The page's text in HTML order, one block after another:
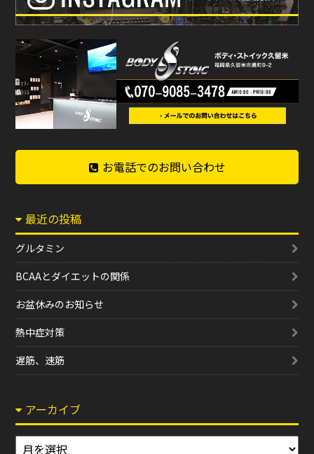
お電話でのお問い合わせ
最近の投稿
グルタミン
BCAAとダイエットの関係
お盆休みのお知らせ
熱中症対策
遅筋、速筋
アーカイブ
ア